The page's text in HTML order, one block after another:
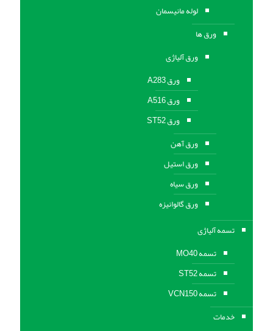
لوله مانیسمان
ورق ها
ورق آلیاژی
ورق A283
ورق A516
ورق ST52
ورق آهن
ورق استیل
ورق سیاه
ورق گالوانیزه
تسمه آلیاژی
تسمه MO40
تسمه ST52
تسمه VCN150
خدمات